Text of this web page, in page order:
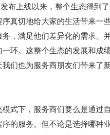
布上线以来，整个生态得到
真切地给大家的生活带来一
，满足他们差异化的需求。
环。这整个生态的发展和成
们也为服务商朋友们带来了
式下，服务商们要么是通过
的服务。但不论是选择哪种